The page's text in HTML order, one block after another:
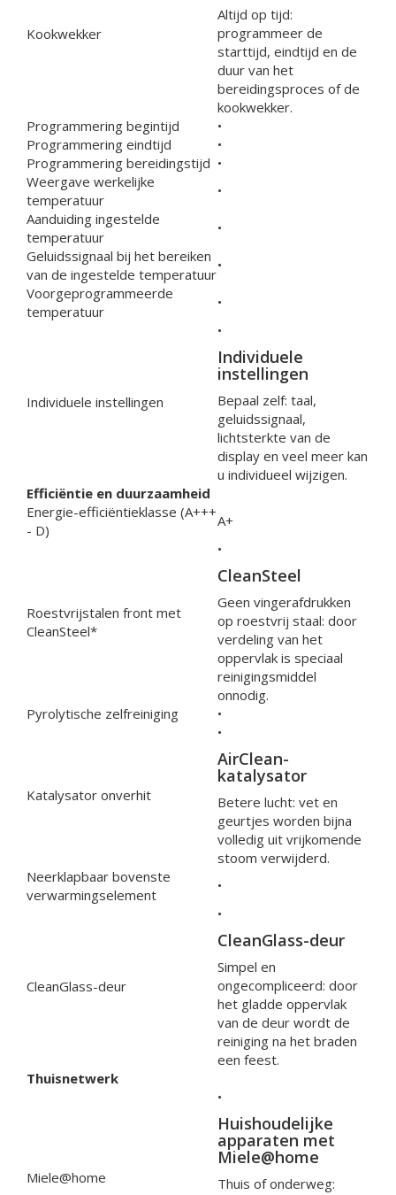
Kookwekker
Altijd op tijd:
programmeer de
starttijd, eindtijd en de
duur van het
bereidingsproces of de
kookwekker.
Programmering begintijd
•
Programmering eindtijd
•
Programmering bereidingstijd •
Weergave werkelijke
temperatuur
•
Aanduiding ingestelde
temperatuur
•
Geluidssignaal bij het bereiken
van de ingestelde temperatuur
•
Voorgeprogrammeerde
temperatuur
•
Individuele instellingen
•
Individuele
instellingen
Bepaal zelf: taal,
geluidssignaal,
lichtsterkte van de
display en veel meer kan
u individueel wijzigen.
Efficiëntie en duurzaamheid
Energie-efficiëntieklasse (A+++
- D)
A+
Roestvrijstalen front met
CleanSteel*
•
CleanSteel
Geen vingerafdrukken
op roestvrij staal: door
verdeling van het
oppervlak is speciaal
reinigingsmiddel
onnodig.
Pyrolytische zelfreiniging
•
Katalysator onverhit
•
AirClean-
katalysator
Betere lucht: vet en
geurtjes worden bijna
volledig uit vrijkomende
stoom verwijderd.
Neerklapbaar bovenste
verwarmingselement
•
CleanGlass-deur
•
CleanGlass-deur
Simpel en
ongecompliceerd: door
het gladde oppervlak
van de deur wordt de
reiniging na het braden
een feest.
Thuisnetwerk
Miele@home
•
Huishoudelijke
apparaten met
Miele@home
Thuis of onderweg: